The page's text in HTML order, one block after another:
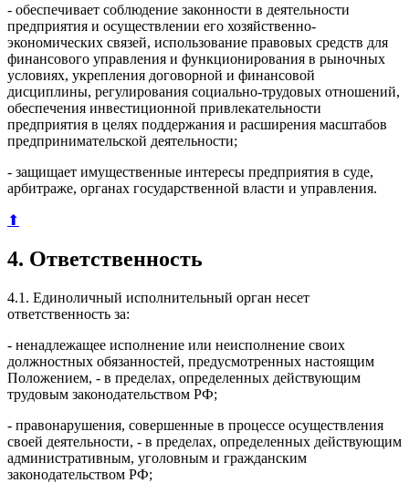
- обеспечивает соблюдение законности в деятельности
предприятия и осуществлении его хозяйственно-
экономических связей, использование правовых средств для
финансового управления и функционирования в рыночных
условиях, укрепления договорной и финансовой
дисциплины, регулирования социально-трудовых отношений,
обеспечения инвестиционной привлекательности
предприятия в целях поддержания и расширения масштабов
предпринимательской деятельности;
- защищает имущественные интересы предприятия в суде,
арбитраже, органах государственной власти и управления.
⬆
4. Ответственность
4.1. Единоличный исполнительный орган несет
ответственность за:
- ненадлежащее исполнение или неисполнение своих
должностных обязанностей, предусмотренных настоящим
Положением, - в пределах, определенных действующим
трудовым законодательством РФ;
- правонарушения, совершенные в процессе осуществления
своей деятельности, - в пределах, определенных действующим
административным, уголовным и гражданским
законодательством РФ;